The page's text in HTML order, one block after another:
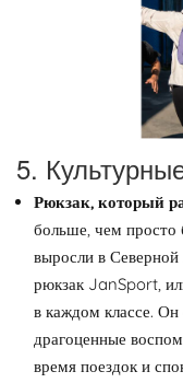
5.
Рюкзак, который
больше, чем просто
выросли в Северной
рюкзак JanSport,
в каждом классе. Он
драгоценные
время поездок и